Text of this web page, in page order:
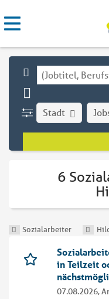
Stadt
6
Sozialarbeiter
in Teilzeit
07.08.2026,